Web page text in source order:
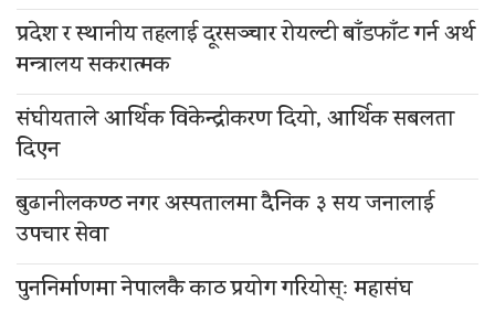
प्रदेश र स्थानीय तहलाई दूरसञ्चार रोयल्टी बाँडफाँट गर्न अर्थ
मन्त्रालय सकरात्मक
संघीयताले आर्थिक विकेन्द्रीकरण दियो, आर्थिक सबलता
दिएन
बुढानीलकण्ठ नगर अस्पतालमा दैनिक ३ सय जनालाई
उपचार सेवा
पुननिर्माणमा नेपालकै काठ प्रयोग गरियोस्ः महासंघ